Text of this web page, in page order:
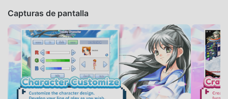
Capturas de pantalla